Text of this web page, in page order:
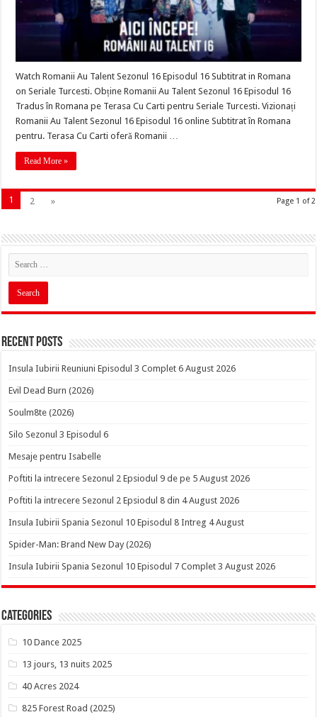
Watch Romanii Au Talent Sezonul 16 Episodul 16 Subtitrat in Romana
on Seriale Turcesti. Obține Romanii Au Talent Sezonul 16 Episodul 16
Tradus în Romana pe Terasa Cu Carti pentru Seriale Turcesti. Vizionați
Romanii Au Talent Sezonul 16 Episodul 16 online Subtitrat în Romana
pentru. Terasa Cu Carti oferă Romanii …
Read More »
Page 1 of 2
1 2 »
Recent Posts
Insula Iubirii Reuniuni Episodul 3 Complet 6 August 2026
Evil Dead Burn (2026)
Soulm8te (2026)
Silo Sezonul 3 Episodul 6
Mesaje pentru Isabelle
Poftiti la intrecere Sezonul 2 Epsiodul 9 de pe 5 August 2026
Poftiti la intrecere Sezonul 2 Epsiodul 8 din 4 August 2026
Insula Iubirii Spania Sezonul 10 Episodul 8 Intreg 4 August
Spider-Man: Brand New Day (2026)
Insula Iubirii Spania Sezonul 10 Episodul 7 Complet 3 August 2026
Categories
10 Dance 2025
13 jours, 13 nuits 2025
40 Acres 2024
825 Forest Road (2025)